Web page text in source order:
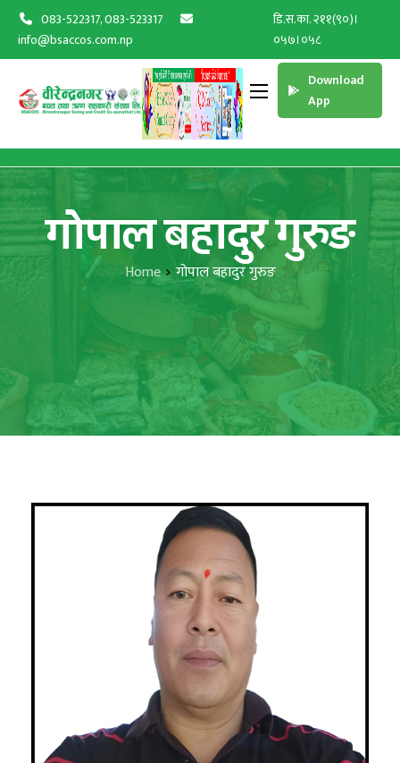
083-522317, 083-523317
info@bsaccos.com.np
डि.स.का. २११(९०)।
०५७।०५८
Download
App
गोपाल बहादुर गुरुङ
Home गोपाल बहादुर गुरुङ